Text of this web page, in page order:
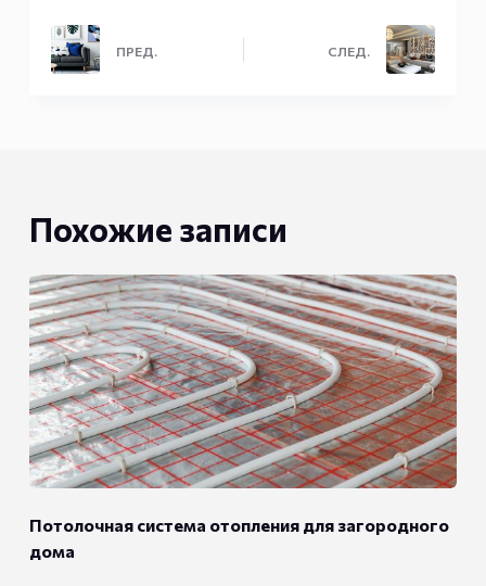
ПРЕД. СЛЕД.
Похожие записи
Потолочная система отопления для загородного
дома